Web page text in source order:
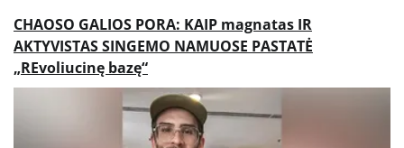
CHAOSO GALIOS PORA: KAIP magnatas IR
AKTYVISTAS SINGEMO NAMUOSE PASTATĖ
„REvoliucinę bazę“